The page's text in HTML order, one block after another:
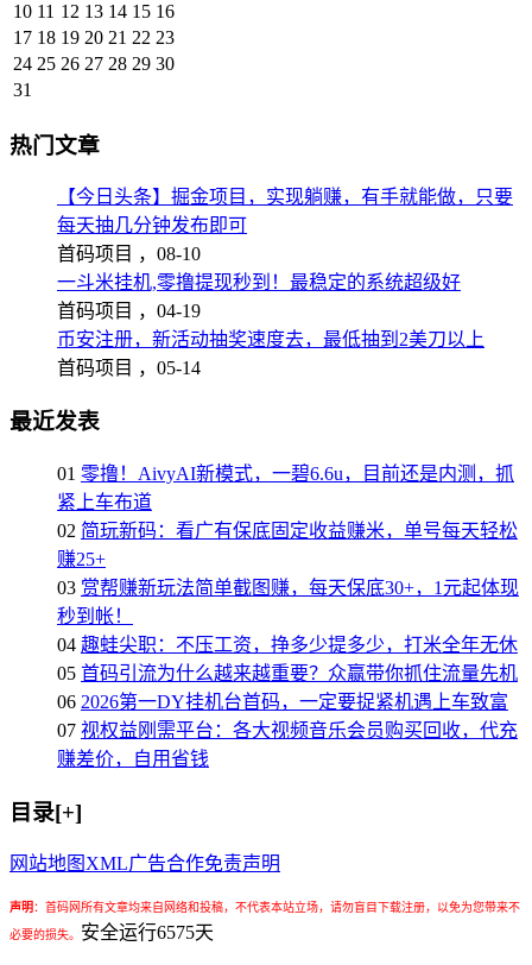
10 11 12 13 14 15 16
17 18 19 20 21 22 23
24 25 26 27 28 29 30
31
热门文章
【今日头条】掘金项目，实现躺赚，有手就能做，只要
每天抽几分钟发布即可
首码项目 ， 08-10
一斗米挂机,零撸提现秒到！最稳定的系统超级好
首码项目 ， 04-19
币安注册，新活动抽奖速度去，最低抽到2美刀以上
首码项目 ， 05-14
最近发表
01 零撸！AivyAI新模式，一碧6.6u，目前还是内测，抓
紧上车布道
02 简玩新码：看广有保底固定收益赚米，单号每天轻松
赚25+
03 赏帮赚新玩法简单截图赚，每天保底30+，1元起体现
秒到帐！
04 趣蛙尖职：不压工资，挣多少提多少，打米全年无休
05 首码引流为什么越来越重要？众赢带你抓住流量先机
06 2026第一DY挂机台首码，一定要捉紧机遇上车致富
07 视权益刚需平台：各大视频音乐会员购买回收，代充
赚差价，自用省钱
目录[+]
网站地图 XML广告合作免责声明
声明： 首码网所有文章均来自网络和投稿，不代表本站立场，请勿盲目下载注册，以免为您带来不
必要的损失。 安全运行6575天